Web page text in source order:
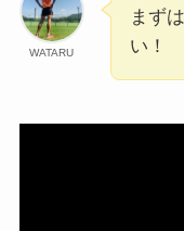
WATARU
まず
い！